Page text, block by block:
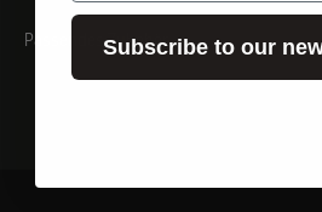
Passendes ZubehörSubscribe to our